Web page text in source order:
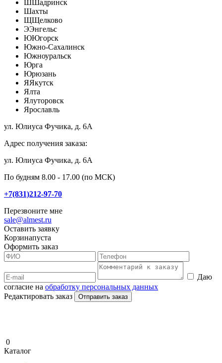
ШШадринск
Шахты
ЩЩелково
ЭЭнгельс
ЮЮгорск
Южно-Сахалинск
Южноуральск
Юрга
Юрюзань
ЯЯкутск
Ялта
Ялуторовск
Ярославль
ул. Юлиуса Фучика, д. 6А
Адрес получения заказа:
ул. Юлиуса Фучика, д. 6А
По будням 8.00 - 17.00 (по МСК)
+7(831)212-97-70
Перезвоните мне
sale@almest.ru
Оставить заявку
Корзинапуста
Оформить заказ
Даю
согласие на обработку персональных данных
Редактировать заказ
Отправить заказ
0
Каталог